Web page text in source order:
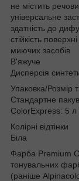
не містить
універсальне
здатність до
стійкість
миючих засобів
В'яжуче
Дисперсія
Упаковка/Розмір
Стандартне
ColorExpress: 5 л
Колірні відтінки
Біла
Фарба Premium
тонувальних
(раніше